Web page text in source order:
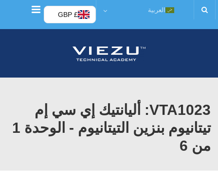
قائمة £ GBP
العربية
VTA1023: أليانتيك إي سي إم
تيتانيوم بنزين التيتانيوم - الوحدة 1
من 6